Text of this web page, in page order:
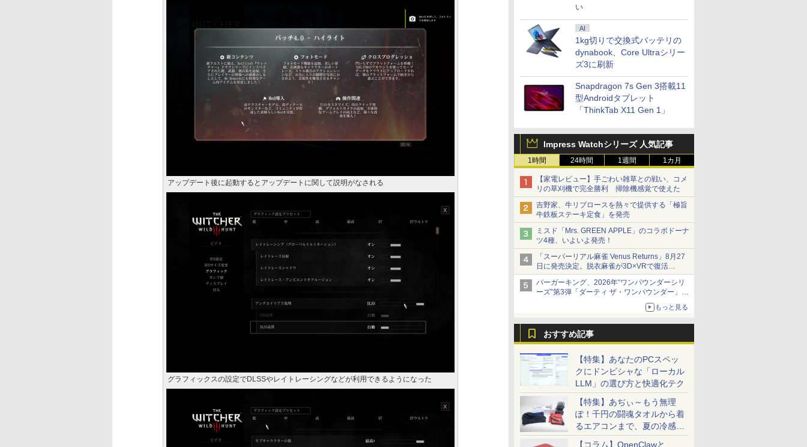
い
AI
1kg切りで交換式バッテリの
dynabook、Core Ultraシリー
ズ3に刷新
Snapdragon 7s Gen 3搭載11
型Androidタブレット
「ThinkTab X11 Gen 1」
Impress Watchシリーズ 人気記事
1時間 24時間 1週間 1カ月
【家電レビュー】手ごわい雑草との戦い、コメ
リの草刈機で完全勝利 掃除機感覚で使えた
吉野家、牛リブロースを熱々で提供する「極旨
牛鉄板ステーキ定食」を発売
ミスド「Mrs. GREEN APPLE」のコラボドーナ
ツ4種、いよいよ発売！
「スーパーリアル麻雀 Venus Returns」8月27
日に発売決定。脱衣麻雀が3D×VRで復活
発売から2週間は20%オフになるセールが実施
バーガーキング、2026年“ワンパウンダーシリ
ーズ”第3弾「ダーティ ザ・ワンパウンダー」を
「特製ガーリックマヨソース」を使用した超大
もっと見る
おすすめ記事
【特集】あなたのPCスペッ
クにドンピシャな「ローカル
LLM」の選び方と快適化テク
【特集】あぢぃ～もう無理
ぽ！千円の闘魂タオルから着
るエアコンまで、夏の冷感グ
ッズ一挙紹介
【コラム】OpenClawと
アップデート後に起動するとアップデートに関して説明がなされる
グラフィックスの設定でDLSSやレイトレーシングなどが利用できるようになった